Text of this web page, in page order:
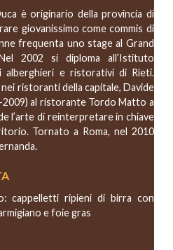
è originario della provincia di
giovanissimo come commis di
frequenta uno stage al Grand
2002 si diploma all’Istituto
alberghieri e ristorativi di Rieti.
ristoranti della capitale, Davide
al ristorante Tordo Matto a
l’arte di reinterpretare in chiave
Tornato a Roma, nel 2010
cappelletti ripieni di birra con
e foie gras